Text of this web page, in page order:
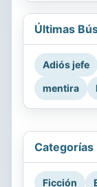
Últimas
Adiós jefe
mentira
Categorías
Ficción